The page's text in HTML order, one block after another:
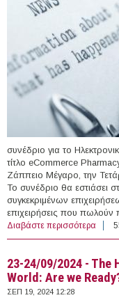
συνέδριο για το
τίτλο eCommerce
Ζάππειο Μέγαρο, την
Το συνέδριο θα εστιάσει
συγκεκριμένων
επιχειρήσεις που πωλούν
Διαβάστε περισσότερα για
23-24/09/2024 - The
World: Are we
ΣΕΠ 19, 2024 12:28